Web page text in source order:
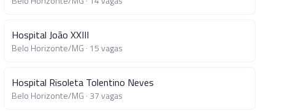
Hospital João XXIII
Belo Horizonte/MG · 15 vagas
Hospital Risoleta Tolentino Neves
Belo Horizonte/MG · 37 vagas